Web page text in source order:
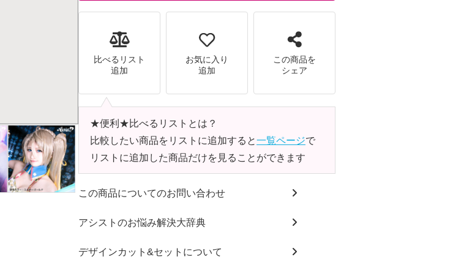
比べるリスト
追加
お気に入り
追加
この商品を
シェア
★便利★比べるリストとは？
比較したい商品をリストに追加すると一覧ページで
リストに追加した商品だけを見ることができます
この商品についてのお問い合わせ
アシストのお悩み解決大辞典
デザインカット&セットについて